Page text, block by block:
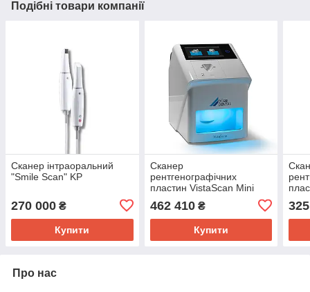
Подібні товари компанії
Сканер інтраоральний
"Smile Scan" KP
270 000 ₴
Купити
Сканер
рентгенографічних
пластин VistaScan Mini
462 410₴
Купити
Про нас